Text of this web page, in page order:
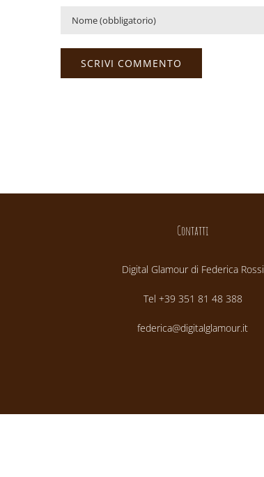
Contatti
Digital Glamour di Federica Rossi
Tel +39 351 81 48 388
federica@digitalglamour.it